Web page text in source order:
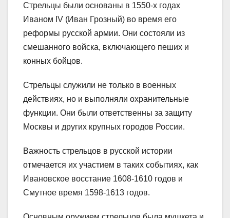
Стрельцы были основаны в 1550-х годах
Иваном IV (Иван Грозный) во время его
реформы русской армии. Они состояли из
смешанного войска, включающего пеших и
конных бойцов.
Стрельцы служили не только в военных
действиях, но и выполняли охранительные
функции. Они были ответственны за защиту
Москвы и других крупных городов России.
Важность стрельцов в русской истории
отмечается их участием в таких событиях, как
Ивановское восстание 1608-1610 годов и
Смутное время 1598-1613 годов.